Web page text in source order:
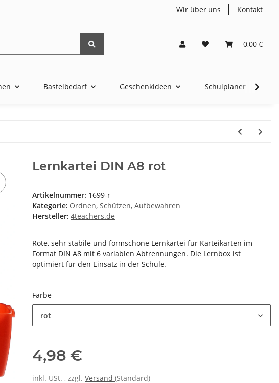
Wir über uns Kontakt
0,00 €
Bastelbedarf Geschenkideen Schulplaner
Lernkartei DIN A8 rot
Artikelnummer: 1699-r
Kategorie: Ordnen, Schützen, Aufbewahren
Hersteller: 4teachers.de
Rote, sehr stabile und formschöne Lernkartei für Karteikarten im
Format DIN A8 mit 6 variablen Abtrennungen. Die Lernbox ist
optimiert für den Einsatz in der Schule.
Farbe
rot
4,98 €
inkl. USt. , zzgl. Versand (Standard)